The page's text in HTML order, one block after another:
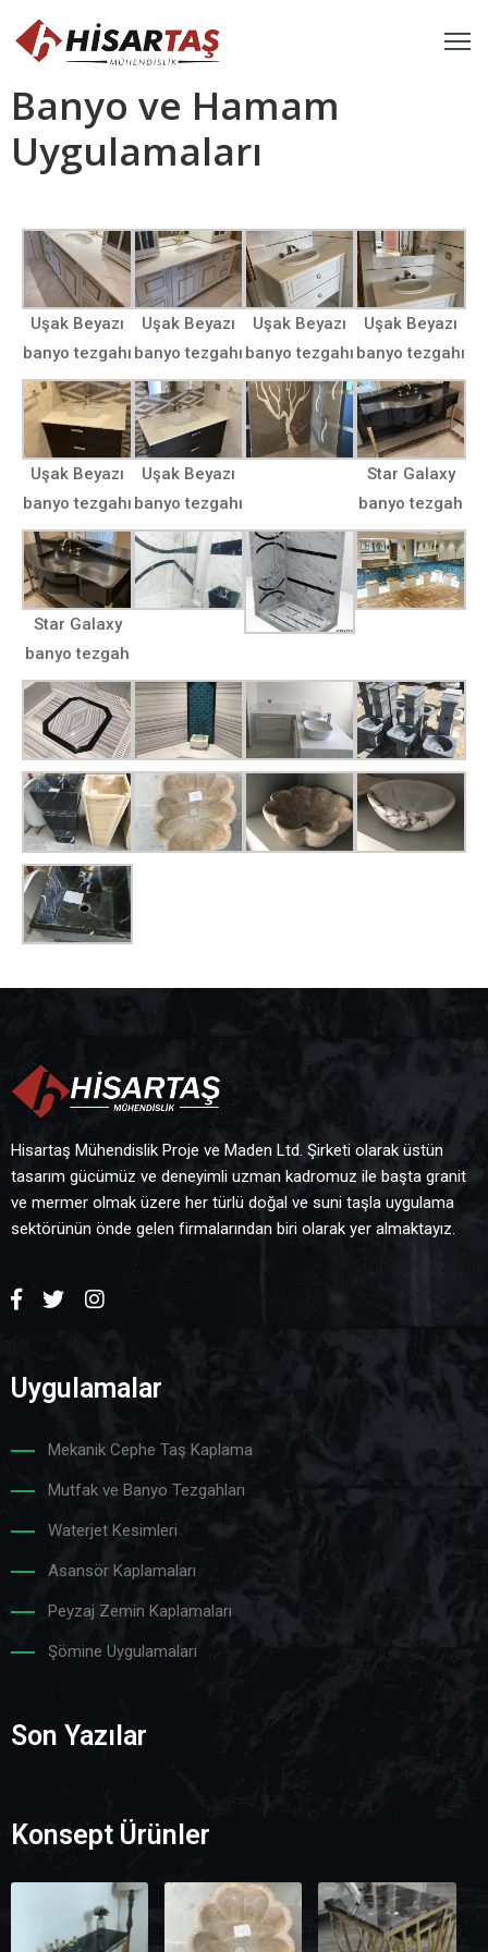
Banyo ve Hamam
Uygulamaları
Uşak Beyazı
banyo tezgahı
Uşak Beyazı
banyo tezgahı
Uşak Beyazı
banyo tezgahı
Uşak Beyazı
banyo tezgahı
Uşak Beyazı
banyo tezgahı
Uşak Beyazı
banyo tezgahı
Star Galaxy
banyo tezgah
Star Galaxy
banyo tezgah
Hisartaş Mühendislik Proje ve Maden Ltd. Şirketi olarak üstün
tasarım gücümüz ve deneyimli uzman kadromuz ile başta granit
ve mermer olmak üzere her türlü doğal ve suni taşla uygulama
sektörünün önde gelen firmalarından biri olarak yer almaktayız.
Uygulamalar
Mekanik Cephe Taş Kaplama
Mutfak ve Banyo Tezgahları
Waterjet Kesimleri
Asansör Kaplamaları
Peyzaj Zemin Kaplamaları
Şömine Uygulamaları
Son Yazılar
Konsept Ürünler